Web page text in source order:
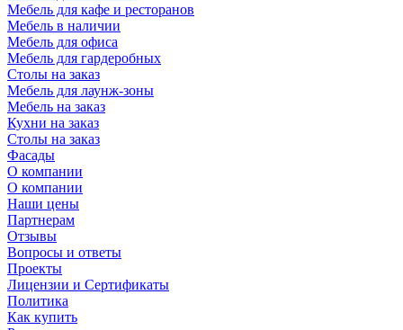
Мебель для кафе и ресторанов
Мебель в наличии
Мебель для офиса
Мебель для гардеробных
Столы на заказ
Мебель для лаунж-зоны
Мебель на заказ
Кухни на заказ
Столы на заказ
Фасады
О компании
О компании
Наши цены
Партнерам
Отзывы
Вопросы и ответы
Проекты
Лицензии и Сертификаты
Политика
Как купить